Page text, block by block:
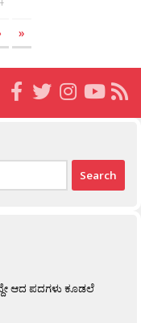
»
ಆದ ಪದಗಳು ಕೂಡಲೆ